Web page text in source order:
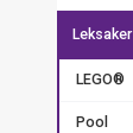
Leksaker
LEGO®
Pool